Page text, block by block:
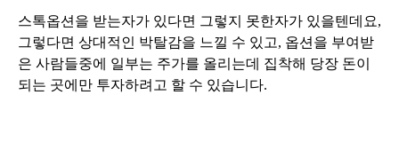
스톡옵션을 받는자가 있다면 그렇지 못한자가 있을텐데요,
그렇다면 상대적인 박탈감을 느낄 수 있고, 옵션을 부여받
은 사람들중에 일부는 주가를 올리는데 집착해 당장 돈이
되는 곳에만 투자하려고 할 수 있습니다.